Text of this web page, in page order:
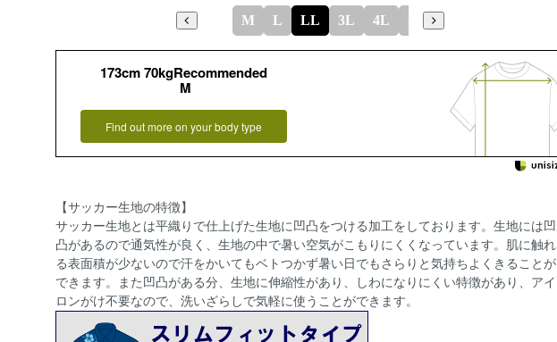
M L LL 3L 4L
173cm 70kgRecommended
M
Find out more on your body type
【サッカー生地の特徴】
サッカー生地とは平織りで仕上げた生地に凹凸をつける加工をしております。生地には凹
凸があるので通気性が良く、生地の中で暑い空気がこもりにくくなっています。肌に触れ
る表面積が少ないので汗をかいてもベトつかず暑い日でもさらりと気持ちよくきることが
できます。また凹凸がある分、生地に伸縮性があり、しわになりにくい特徴があり、アイ
ロンがけ不要なので、洗いざらしで気軽に使うことができます。